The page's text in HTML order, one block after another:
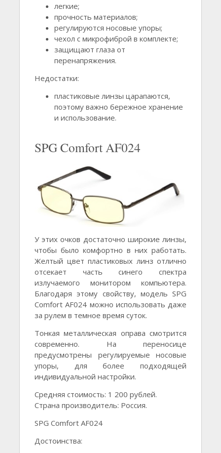
легкие;
прочность материалов;
регулируются носовые упоры;
чехол с микрофиброй в комплекте;
защищают глаза от
перенапряжения.
Недостатки:
пластиковые линзы царапаются,
поэтому важно бережное хранение
и использование.
SPG Comfort AF024
У этих очков достаточно широкие линзы,
чтобы было комфортно в них работать.
Желтый цвет пластиковых линз отлично
отсекает часть синего спектра
излучаемого монитором компьютера.
Благодаря этому свойству, модель SPG
Comfort AF024 можно использовать даже
за рулем в темное время суток.
Тонкая металлическая оправа смотрится
современно. На переносице
предусмотрены регулируемые носовые
упоры, для более подходящей
индивидуальной настройки.
Средняя стоимость: 1 200 рублей.
Страна производитель: Россия.
SPG Comfort AF024
Достоинства: